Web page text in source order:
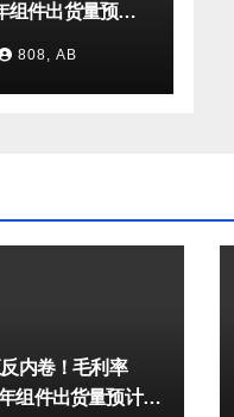
组件出货量预计
808, AB
内卷！毛利率
组件出货量预计达